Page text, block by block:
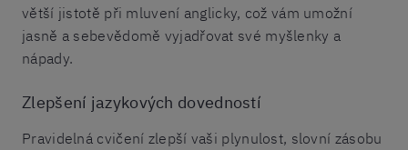
větší jistotě při mluvení anglicky, což vám umožní
jasně a sebevědomě vyjadřovat své myšlenky a
nápady.
Zlepšení jazykových dovedností
Pravidelná cvičení zlepší vaši plynulost, slovní zásobu